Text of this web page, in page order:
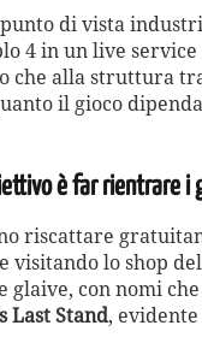
di vista
4 in un live
che alla struttura
il gioco
è far rientrare i
riscattare
visitando lo shop
glaive, con nomi
Last Stand,